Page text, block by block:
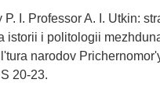
I. Professor A. I. Utkin:
istorii i politologii
narodov
20-23.